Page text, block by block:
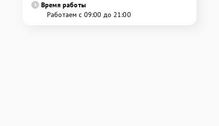
Время работы
Работаем с 09:00 до 21:00